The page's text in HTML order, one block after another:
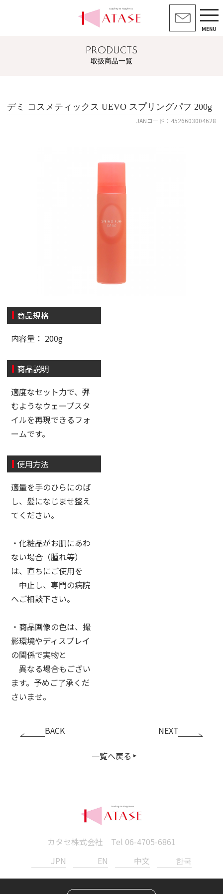
MENU
PRODUCTS
取扱商品一覧
デミ コスメティックス UEVO スプリングパフ 200g
JANコード：4526603004628
商品規格
内容量： 200g
商品説明
適度なセット力で、弾
むようなウェーブスタ
イルを再現できるフォ
ームです。
使用方法
適量を手のひらにのば
し、髪になじませ整え
てください。
・化粧品がお肌にあわ
ない場合（腫れ等）
は、直ちにご使用を
中止し、専門の病院
へご相談下さい。
・商品画像の色は、撮
影環境やディスプレイ
の関係で実物と
異なる場合もござい
ます。予めご了承くだ
さいませ。
BACK
一覧へ戻る
NEXT
カタセ株式会社 Tel 06-4705-6861
JPN
EN 中文 한국